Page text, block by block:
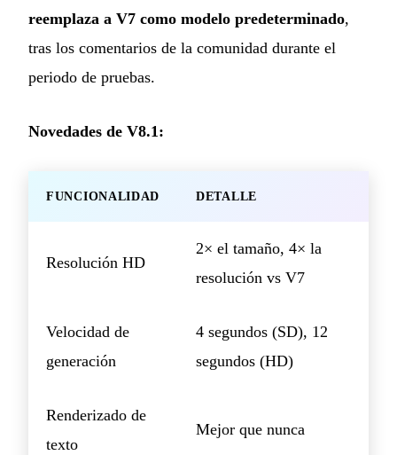
reemplaza a V7 como modelo predeterminado,
tras los comentarios de la comunidad durante el
periodo de pruebas.
Novedades de V8.1:
FUNCIONALIDAD DETALLE
Resolución HD
2× el tamaño, 4× la
resolución vs V7
Velocidad de
generación
4 segundos (SD), 12
segundos (HD)
Renderizado de
texto
Mejor que nunca